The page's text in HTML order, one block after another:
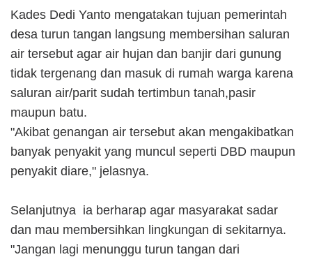
Kades Dedi Yanto mengatakan tujuan pemerintah
desa turun tangan langsung membersihan saluran
air tersebut agar air hujan dan banjir dari gunung
tidak tergenang dan masuk di rumah warga karena
saluran air/parit sudah tertimbun tanah,pasir
maupun batu.
"Akibat genangan air tersebut akan mengakibatkan
banyak penyakit yang muncul seperti DBD maupun
penyakit diare," jelasnya.
Selanjutnya ia berharap agar masyarakat sadar
dan mau membersihkan lingkungan di sekitarnya.
"Jangan lagi menunggu turun tangan dari